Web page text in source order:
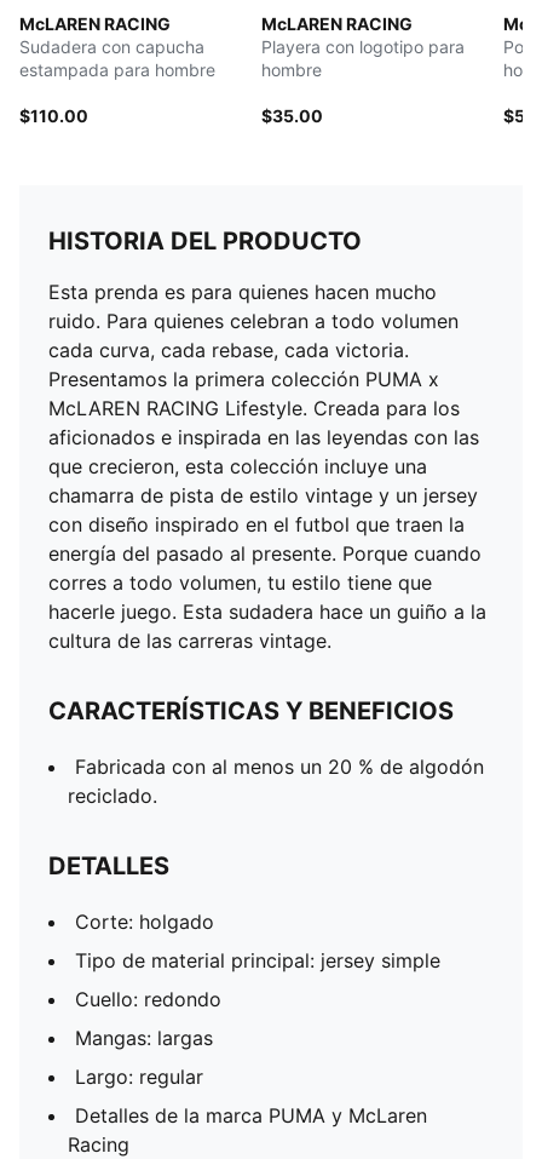
McLAREN RACING
Sudadera con capucha
estampada para hombre
$110.00
McLAREN RACING
Playera con logotipo para
hombre
$35.00
HISTORIA DEL PRODUCTO
Esta prenda es para quienes hacen mucho
ruido. Para quienes celebran a todo volumen
cada curva, cada rebase, cada victoria.
Presentamos la primera colección PUMA x
McLAREN RACING Lifestyle. Creada para los
aficionados e inspirada en las leyendas con las
que crecieron, esta colección incluye una
chamarra de pista de estilo vintage y un jersey
con diseño inspirado en el futbol que traen la
energía del pasado al presente. Porque cuando
corres a todo volumen, tu estilo tiene que
hacerle juego. Esta sudadera hace un guiño a la
cultura de las carreras vintage.
CARACTERÍSTICAS Y BENEFICIOS
Fabricada con al menos un 20 % de algodón
reciclado.
DETALLES
Corte: holgado
Tipo de material principal: jersey simple
Cuello: redondo
Mangas: largas
Largo: regular
Detalles de la marca PUMA y McLaren
Racing